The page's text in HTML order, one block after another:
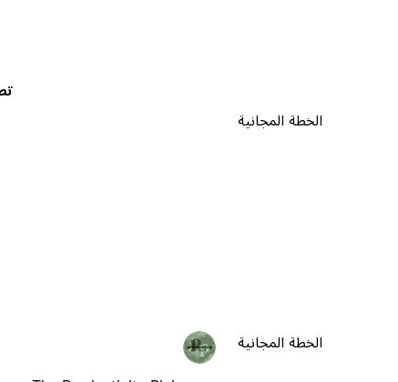
الخطة المجانية
الخطة المجانية